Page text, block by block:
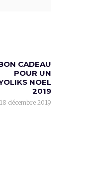
CADEAU
POUR UN
NOEL
2019
18 décembre 2019